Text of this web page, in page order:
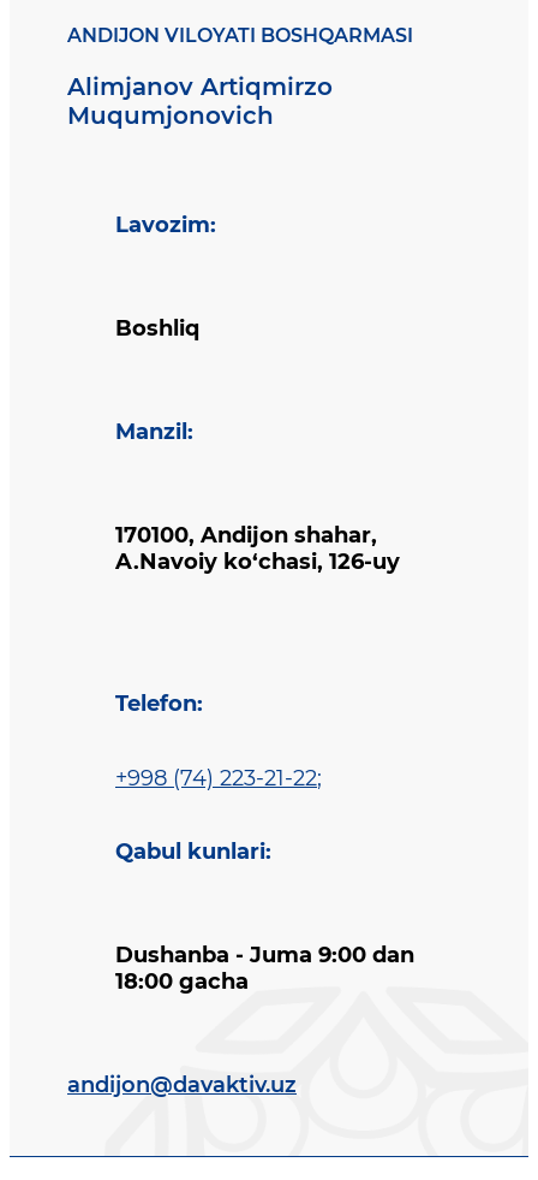
ANDIJON VILOYATI BOSHQARMASI
Alimjanov Artiqmirzo
Muqumjonovich
Lavozim:
Boshliq
Manzil :
170100, Andijon shahar,
A.Navoiy ko‘chasi, 126-uy
Telefon:
+998 (74) 223-21-22;
Qabul kunlari:
Dushanba - Juma 9:00 dan
18:00 gacha
andijon@davaktiv.uz